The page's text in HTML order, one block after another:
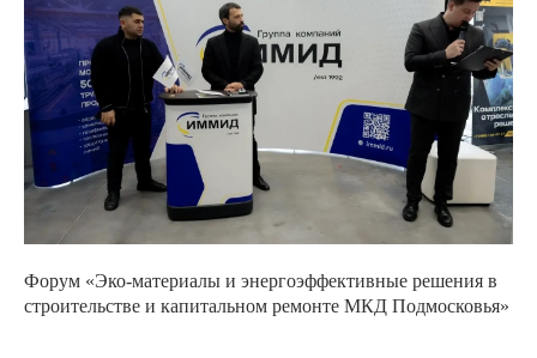
Форум «Эко-материалы и энергоэффективные решения в
строительстве и капитальном ремонте МКД Подмосковья»